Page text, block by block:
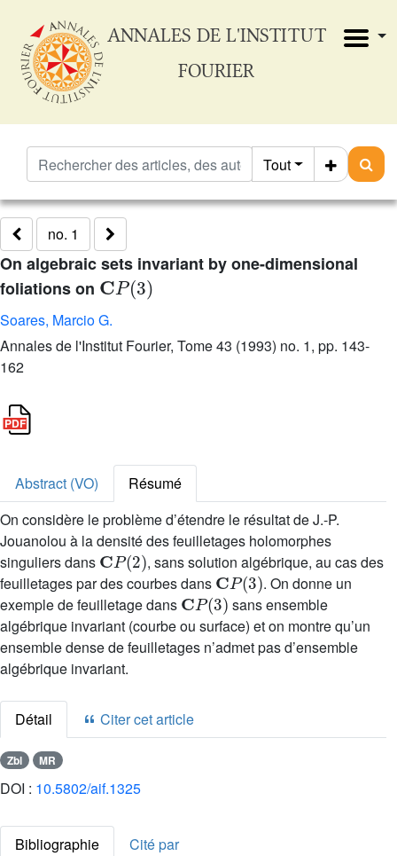
ANNALES DE L'INSTITUT
FOURIER
Tout
no. 1
On algebraic sets invariant by one-dimensional
foliations on
𝐂P(3)
Soares, Marcio G.
Annales de l'Institut Fourier, Tome 43 (1993) no. 1, pp. 143-
162
Abstract (VO)
Résumé
On considère le problème d’étendre le résultat de J.-P.
Jouanolou à la densité des feuilletages holomorphes
singuliers dans
CP(2)
, sans solution algébrique, au cas des
feuilletages par des courbes dans
CP(3)
. On donne un
exemple de feuilletage dans
CP(3)
sans ensemble
algébrique invariant (courbe ou surface) et on montre qu’un
ensemble dense de feuilletages n’admet pas d’ensemble
algébrique invariant.
Détail Citer cet article
Zbl MR
DOI : 10.5802/aif.1325
Bibliographie
Cité par